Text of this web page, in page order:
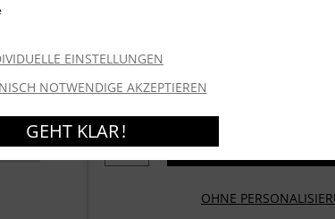
Garantierter Versand
OHNE
EINSTELLUNGEN
NOTWENDIGE AKZEPTIEREN
GEHT KLAR !